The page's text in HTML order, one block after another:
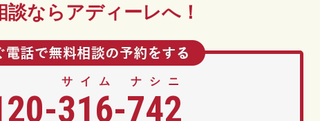
談ならアディーレへ！
316
サイム
-742
ナシニ